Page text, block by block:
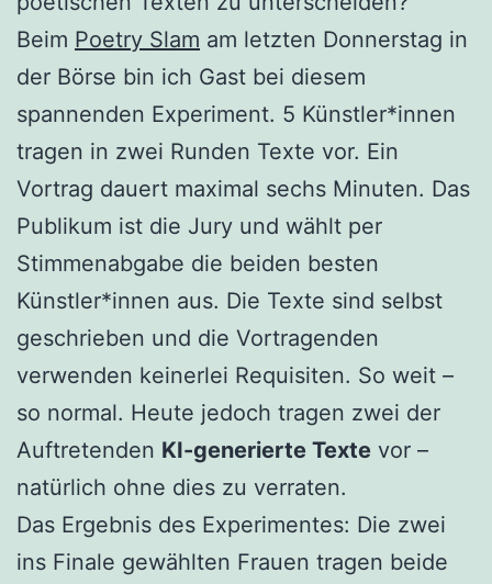
Beim Poetry Slam am letzten Donnerstag in
der Börse bin ich Gast bei diesem
spannenden Experiment. 5 Künstler*innen
tragen in zwei Runden Texte vor. Ein
Vortrag dauert maximal sechs Minuten. Das
Publikum ist die Jury und wählt per
Stimmenabgabe die beiden besten
Künstler*innen aus. Die Texte sind selbst
geschrieben und die Vortragenden
verwenden keinerlei Requisiten. So weit –
so normal. Heute jedoch tragen zwei der
Auftretenden KI-generierte Texte vor –
natürlich ohne dies zu verraten.
Das Ergebnis des Experimentes: Die zwei
ins Finale gewählten Frauen tragen beide